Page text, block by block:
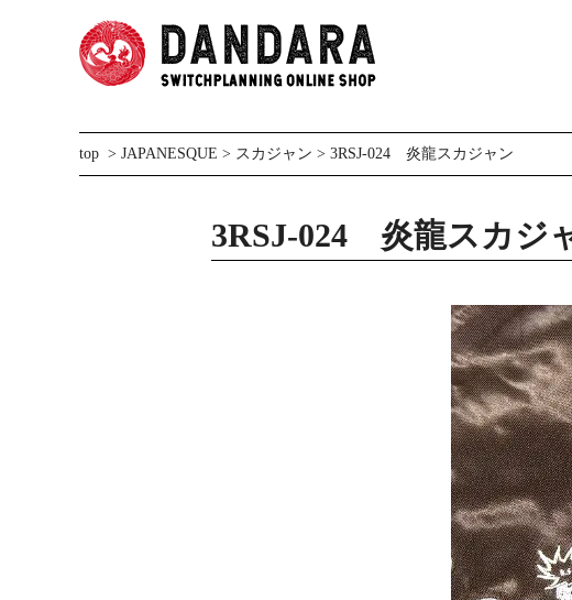
top > JAPANESQUE > スカジャン > 3RSJ-024 炎龍スカジャン
3RSJ-024 炎龍スカジ